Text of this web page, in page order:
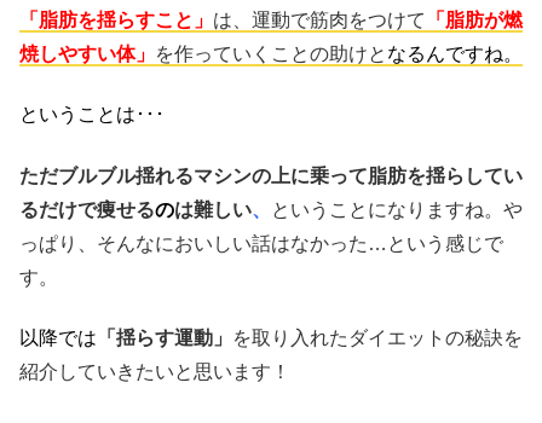
「脂肪を揺らすこと」 は、運動で筋肉をつけて
「脂肪が燃
焼しやすい体」 を作っていくことの助けと なるんですね。
ということは･･･
ただブルブル揺れるマシンの上に乗って脂肪を揺らしてい
るだけで痩せるのは難しい、
ということになりますね。や
っぱり、そんなにおいしい話はなかった…という感じで
す。
以降では 「揺らす運動」
を取り入れたダイエットの秘訣を
紹介していきたいと思います！